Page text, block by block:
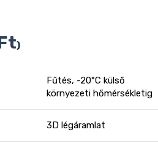
)
Fűtés, -20°C külső
környezeti hőmérsékletig
3D légáramlat